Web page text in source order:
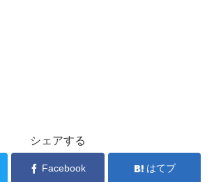
シェアする
Facebook はてブ